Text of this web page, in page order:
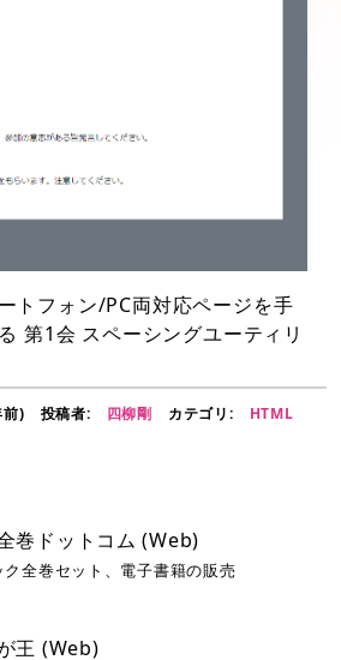
トフォン/PC両対応ページを手
第1会 スペーシングユーティリ
) 投稿者: 四柳剛 カテゴリ: HTML
巻ドットコム (Web)
ク全巻セット、電子書籍の販売
王 (Web)